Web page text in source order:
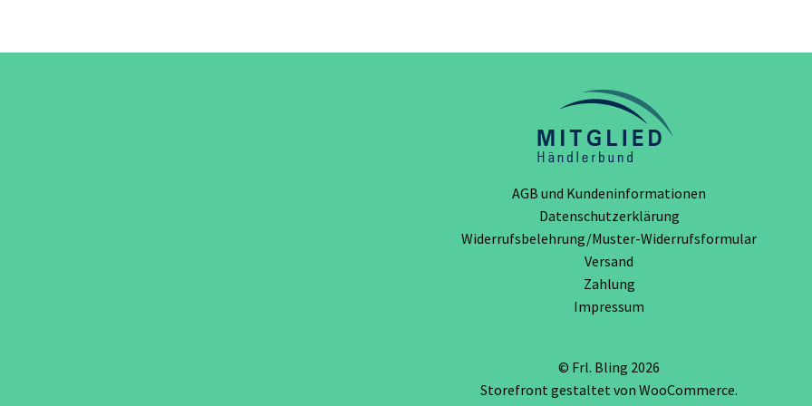
auf
Produktseite
gewählt
werden
AGB und Kundeninformationen
Datenschutzerklärung
Widerrufsbelehrung/Muster-Widerrufsformular
Versand
Zahlung
Impressum
© Frl. Bling 2026
Storefront gestaltet von WooCommerce.